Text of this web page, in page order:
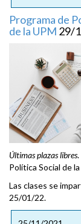
Programa de
de la UPM 29/
Últimas plazas libres
Política Social de
Las clases se
25/01/22.